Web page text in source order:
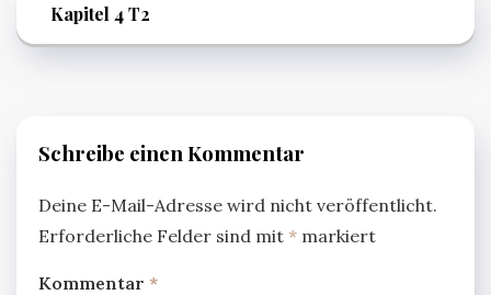
Kapitel 4 T2
Schreibe einen Kommentar
Deine E-Mail-Adresse wird nicht veröffentlicht.
Erforderliche Felder sind mit * markiert
Kommentar *